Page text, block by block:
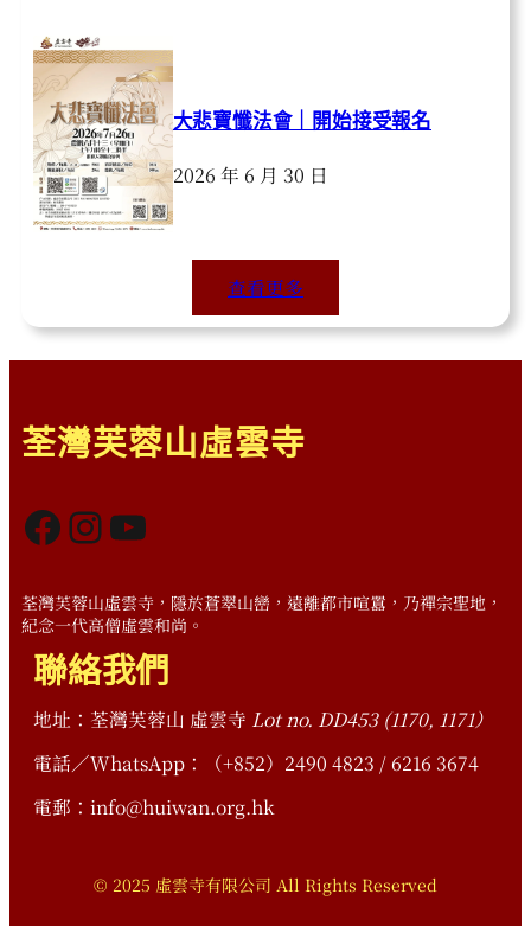
大悲寶懺法會｜開始接受報名
2026 年 6 月 30 日
查看更多
荃灣芙蓉山虛雲寺
Facebook InstagramYouTube
荃灣芙蓉山虛雲寺，隱於蒼翠山巒，遠離都市喧囂，乃禪宗聖地，
紀念一代高僧虛雲和尚。
聯絡我們
地址：荃灣芙蓉山 虛雲寺 Lot no. DD453 (1170, 1171）
電話／WhatsApp：（+852）2490 4823 / 6216 3674
電郵：info@huiwan.org.hk
© 2025 虛雲寺有限公司 All Rights Reserved